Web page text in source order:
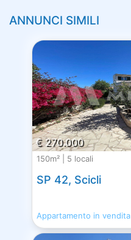
ANNUNCI SIMILI
€ 270.000
150m² | 5 locali
SP 42, Scicli
Appartamento in vendita